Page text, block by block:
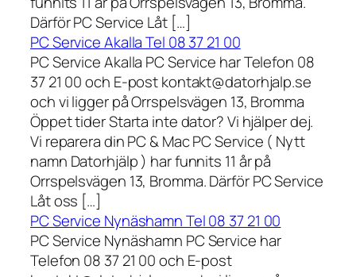
Därför PC Service Låt […]
PC Service Akalla Tel 08 37 21 00
PC Service Akalla PC Service har Telefon 08
37 21 00 och E-post kontakt@datorhjalp.se
och vi ligger på Orrspelsvägen 13, Bromma
Öppet tider Starta inte dator? Vi hjälper dej.
Vi reparera din PC & Mac PC Service ( Nytt
namn Datorhjälp ) har funnits 11 år på
Orrspelsvägen 13, Bromma. Därför PC Service
Låt oss […]
PC Service Nynäshamn Tel 08 37 21 00
PC Service Nynäshamn PC Service har
Telefon 08 37 21 00 och E-post